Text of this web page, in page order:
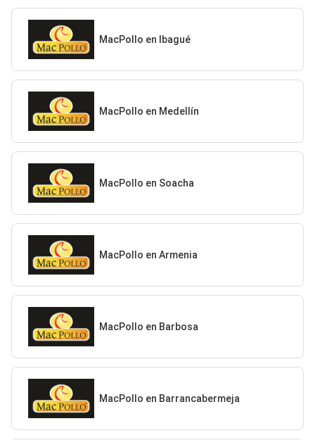
MacPollo en Ibagué
MacPollo en Medellín
MacPollo en Soacha
MacPollo en Armenia
MacPollo en Barbosa
MacPollo en Barrancabermeja